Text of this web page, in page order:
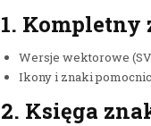
1.
Wersje wektorowe
Ikony i znaki
2. Księga